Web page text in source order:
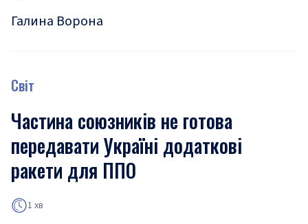
Галина Ворона
Світ
Частина союзників не готова
передавати Україні додаткові
ракети для ППО
1 хв